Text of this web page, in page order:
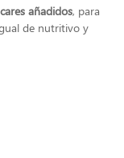
añadidos, para
de nutritivo y